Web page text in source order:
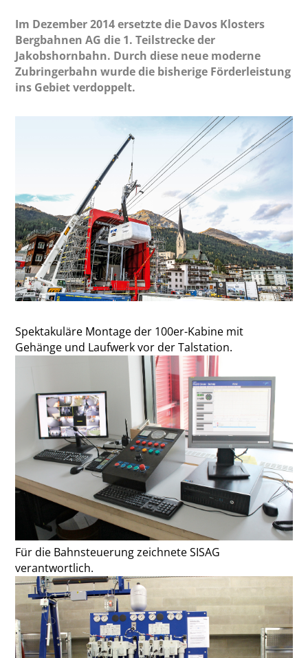
Im Dezember 2014 ersetzte die Davos Klosters
Bergbahnen AG die 1. Teil­strecke der
Jakobshornbahn. Durch diese neue moderne
Zubringerbahn wurde die bisherige Förderleistung
ins Gebiet verdoppelt.
Spektakuläre Montage der 100er-Kabine mit
Gehänge und Laufwerk vor der Talstation.
Für die Bahnsteuerung zeichnete SISAG
verantwortlich.